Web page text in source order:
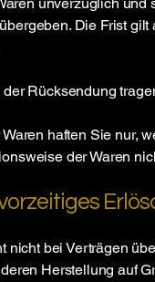
Die Frist
Rücksendung
haften Sie nur,
der Waren
nicht bei Verträgen
Herstellung auf